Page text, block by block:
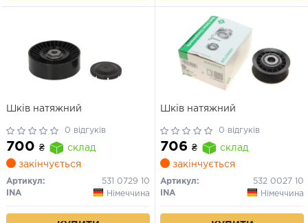
Шків натяжний
0 відгуків
700 ₴
склад
закінчується
Артикул:
531 0729 10
INA
Німеччина
Шків натяжний
0 відгуків
706 ₴
склад
закінчується
Артикул:
532 0027 10
INA
Німеччина